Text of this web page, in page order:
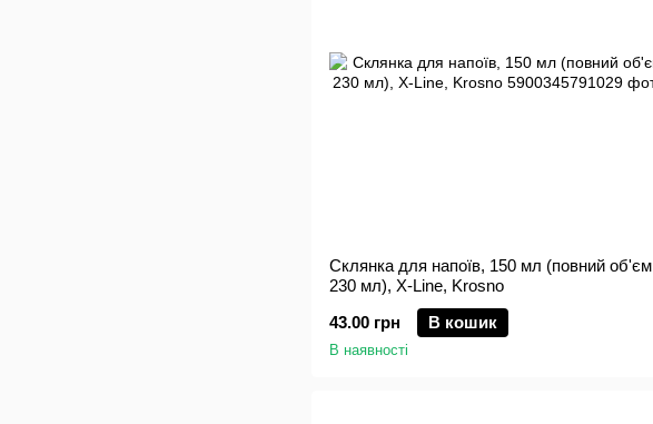
Склянка для напоїв, 150 мл (повний об'єм
230 мл), X-Line, Krosno
43.00 грн
В кошик
В наявності